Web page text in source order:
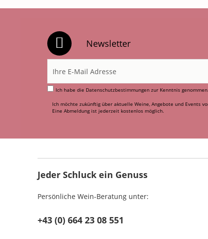
Newsletter
Ich habe die Datenschutzbestimmungen zur Kenntnis genommen.
Ich möchte zukünftig über aktuelle Weine, Angebote und Events
Eine Abmeldung ist jederzeit kostenlos möglich.
Jeder Schluck ein Genuss
Persönliche Wein-Beratung unter:
+43 (0) 664 23 08 551